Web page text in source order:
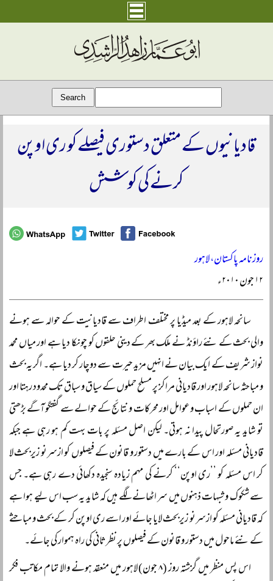
قادیانیوں کے متعلق دستوری فیصلے کو ری اوپن
کرنے کی کوشش
روزنامہ پاکستان، لاہور
۱۲ جون ۲۰۱۰ء
سانحہ لاہور کے بعد میڈیا پر مختلف اطراف سے قادیانیت کے حوالہ سے ہونے
والی بحث کے نئے راؤنڈ نے ملک بھر کے دینی حلقوں کو چونکا دیا ہے اور میاں محمد
نواز شریف کے ایک بیان نے انہیں مزید حیرت سے دوچار کر دیا ہے۔ اگر یہ بحث
و مباحثہ سانحہ لاہور اور قادیانی مراکز پر مسلح حملوں کے سیاق و سباق تک محدود رہتا اور
ان حملوں کے اسباب و عوامل اور محرکات و نتائج کے حوالے سے گفتگو آگے بڑھتی
تو شاید یہ صورتحال پیدا نہ ہوتی۔ لیکن اصل مسئلہ پر بات بہت کم ہو رہی ہے جبکہ
قادیانی مسئلہ اور اس کے بارے میں دستور و قانون کے فیصلوں کو ازسرنو زیربحث لا
کر اس مسئلہ کو ’’ری اوپن‘‘ کرنے کی مہم زیادہ سنجیدہ دکھائی دے رہی ہے۔ جس
سے شکوک و شبہات ذہنوں میں سر اٹھانے لگے ہیں کہ شاید یہ سب اس لیے ہوا ہے
کہ قادیانی مسئلہ کو ازسرنو زیربحث لایا جائے اور اسے ری اوپن کر کے بحث و مباحثے
کے نئے ماحول میں دستور و قانون کے فیصلوں پر نظرثانی کی راہ ہموار کی جائے۔
اس پس منظر میں گزشتہ روز (۸ جون) لاہور میں منعقد ہونے والا تمام مکاتب فکر